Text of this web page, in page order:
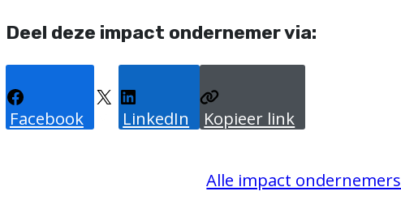
Deel deze impact ondernemer via:
Facebook LinkedIn Kopieer link
Alle impact ondernemers